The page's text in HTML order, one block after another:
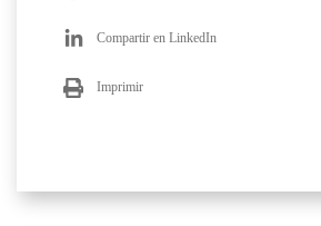
Compartir en LinkedIn
Imprimir